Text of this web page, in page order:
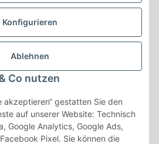
Konfigurieren
Ablehnen
Co nutzen
akzeptieren“ gestatten Sie den
auf unserer Website: Technisch
Google Analytics, Google Ads,
Pixel. Sie können die